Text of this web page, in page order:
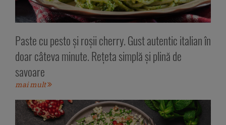
Paste cu pesto și roșii cherry. Gust autentic italian în
doar câteva minute. Rețeta simplă și plină de
savoare
mai mult